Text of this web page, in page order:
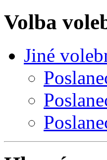
Volba
Jiné